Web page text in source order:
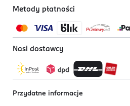
Metody płatności
Nasi dostawcy
Przydatne informacje